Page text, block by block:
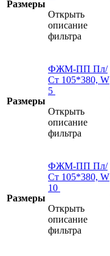
Размеры
Открыть
описание
фильтра
Размеры
ФЖМ-ПП Пл/
Ст 105*380, W
5
Открыть
описание
фильтра
Размеры
ФЖМ-ПП Пл/
Ст 105*380, W
10
Открыть
описание
фильтра